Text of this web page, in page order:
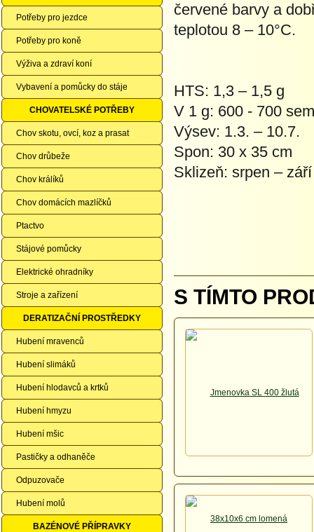
Potřeby pro jezdce
Potřeby pro koně
Výživa a zdraví koní
Vybavení a pomůcky do stáje
CHOVATELSKÉ POTŘEBY
Chov skotu, ovcí, koz a prasat
Chov drůbeže
Chov králíků
Chov domácích mazlíčků
Ptactvo
Stájové pomůcky
Elektrické ohradníky
Stroje a zařízení
DERATIZAČNÍ PROSTŘEDKY
Hubení mravenců
Hubení slimáků
Hubení hlodavců a krtků
Hubení hmyzu
Hubení mšic
Pastičky a odhaněče
Odpuzovače
Hubení molů
BAZÉNOVÉ PŘÍPRAVKY
červené barvy a
teplotou 8 – 10°C.
HTS: 1,3 – 1,5 g
V 1 g: 600 - 700
Výsev: 1.3. – 10.7.
Spon: 30 x 35 cm
Sklizeň: srpen – září
S TÍMTO